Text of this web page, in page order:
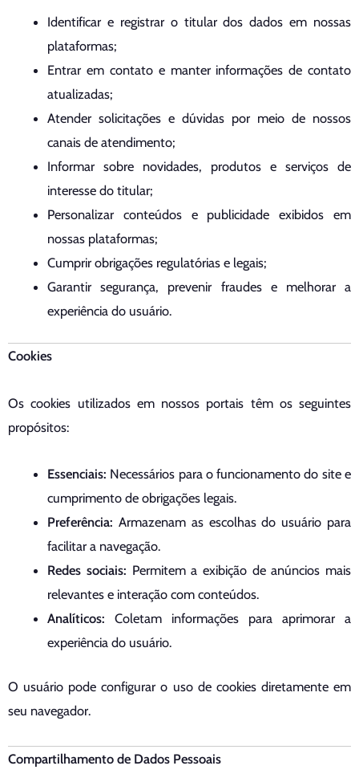
Identificar e registrar o titular dos dados em nossas
plataformas;
Entrar em contato e manter informações de contato
atualizadas;
Atender solicitações e dúvidas por meio de nossos
canais de atendimento;
Informar sobre novidades, produtos e serviços de
interesse do titular;
Personalizar conteúdos e publicidade exibidos em
nossas plataformas;
Cumprir obrigações regulatórias e legais;
Garantir segurança, prevenir fraudes e melhorar a
experiência do usuário.
Cookies
Os cookies utilizados em nossos portais têm os seguintes
propósitos:
Essenciais: Necessários para o funcionamento do site e
cumprimento de obrigações legais.
Preferência: Armazenam as escolhas do usuário para
facilitar a navegação.
Redes sociais: Permitem a exibição de anúncios mais
relevantes e interação com conteúdos.
Analíticos: Coletam informações para aprimorar a
experiência do usuário.
O usuário pode configurar o uso de cookies diretamente em
seu navegador.
Compartilhamento de Dados Pessoais